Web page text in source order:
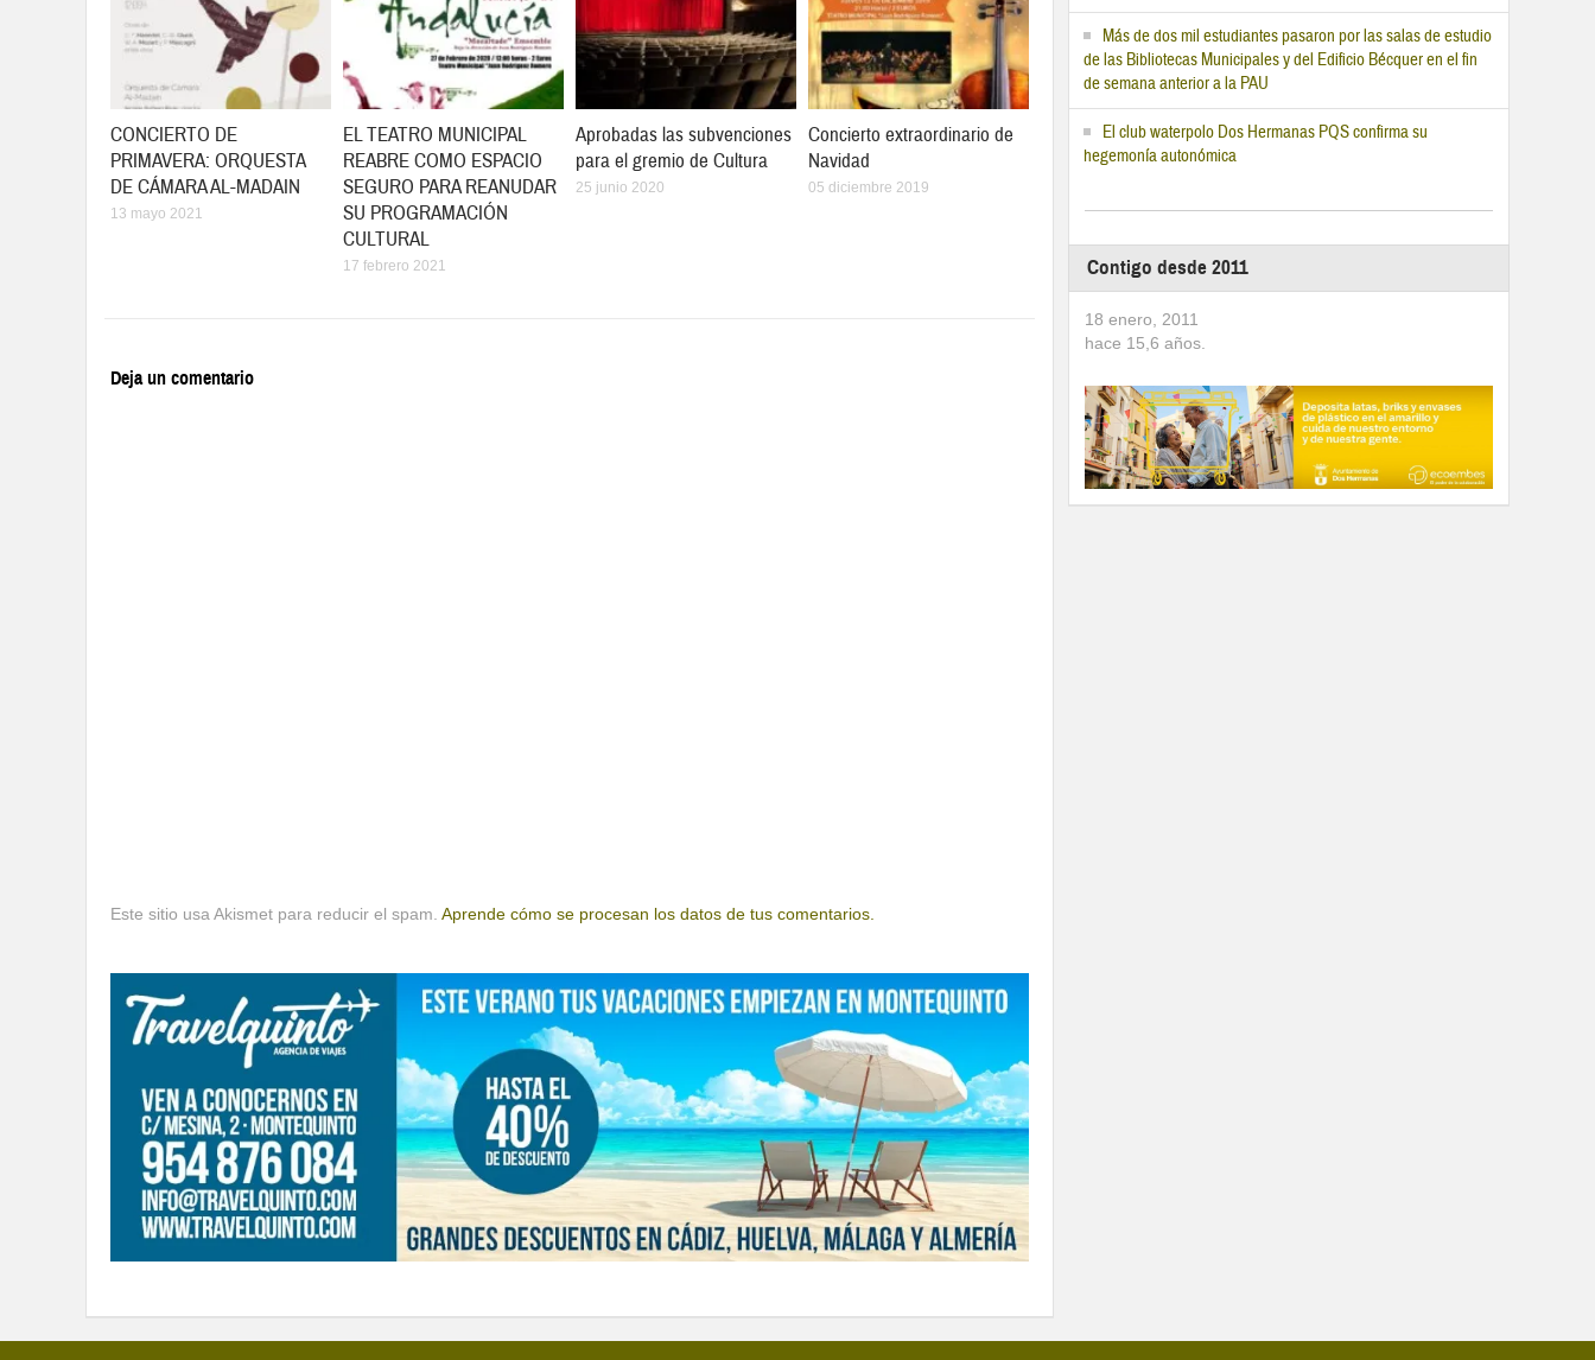
CONCIERTO DE
PRIMAVERA: ORQUESTA
DE CÁMARA AL-MADAIN
13 mayo 2021
EL TEATRO MUNICIPAL
REABRE COMO ESPACIO
SEGURO PARA REANUDAR
SU PROGRAMACIÓN
CULTURAL
17 febrero 2021
Aprobadas las subvenciones
para el gremio de Cultura
25 junio 2020
Concierto extraordinario de
Navidad
05 diciembre 2019
Deja un comentario
Este sitio usa Akismet para reducir el spam. Aprende cómo se procesan los datos de tus comentarios.
Más de dos mil estudiantes pasaron por las salas de estudio
de las Bibliotecas Municipales y del Edificio Bécquer en el fin
de semana anterior a la PAU
El club waterpolo Dos Hermanas PQS confirma su
hegemonía autonómica
Contigo desde 2011
18 enero, 2011
hace 15,6 años.